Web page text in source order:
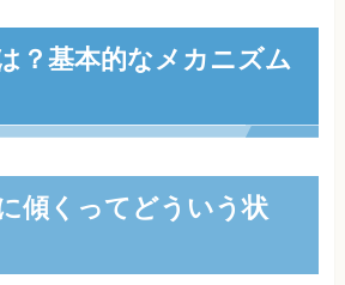
？基本的なメカニズム
傾くってどういう状